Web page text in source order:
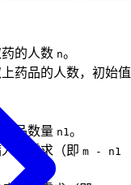
的人数 n。
药品的人数，初始值
品数量 n1。
的需求（即 m - n1